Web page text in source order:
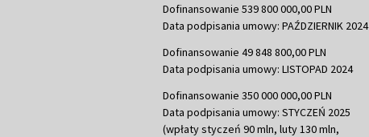
Dofinansowanie 539 800 000,00 PLN
Data podpisania umowy: PAŹDZIERNIK 2024
Dofinansowanie 49 848 800,00 PLN
Data podpisania umowy: LISTOPAD 2024
Dofinansowanie 350 000 000,00 PLN
Data podpisania umowy: STYCZEŃ 2025
(wpłaty styczeń 90 mln, luty 130 mln,